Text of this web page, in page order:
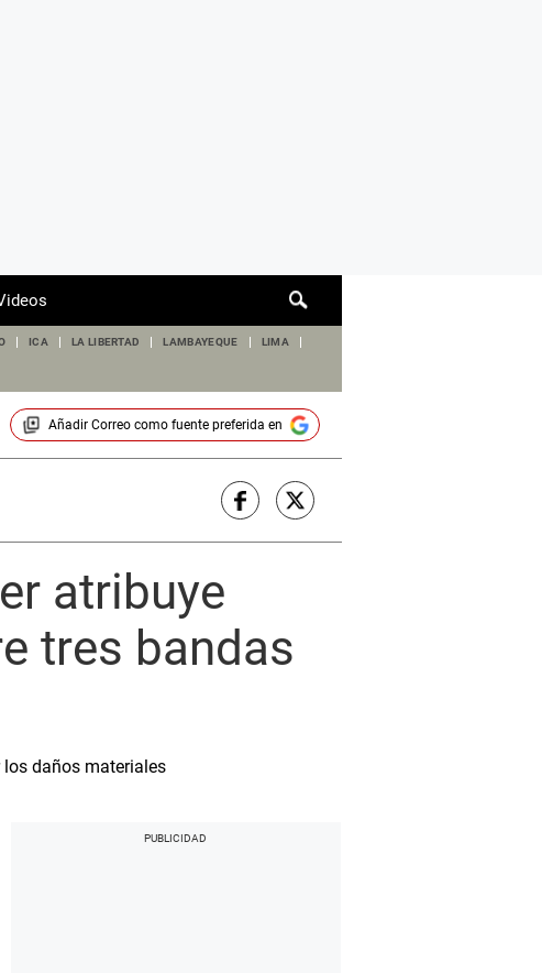
de
ICA LA LIBERTAD LAMBAYEQUE LIMA
Añadir Correocomo fuente preferida en
atribuye
tres bandas
daños materiales